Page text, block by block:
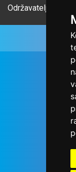
Održavatelj Netcom